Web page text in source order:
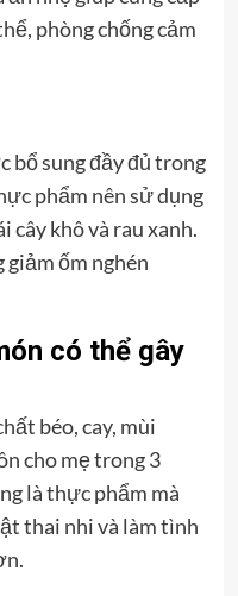
phòng chống cảm
bổ sung đầy đủ trong
phẩm nên sử dụng
khô và rau xanh.
giảm ốm nghén
có thể gây
béo, cay, mùi
cho mẹ trong 3
là thực phẩm mà
thai nhi và làm tình